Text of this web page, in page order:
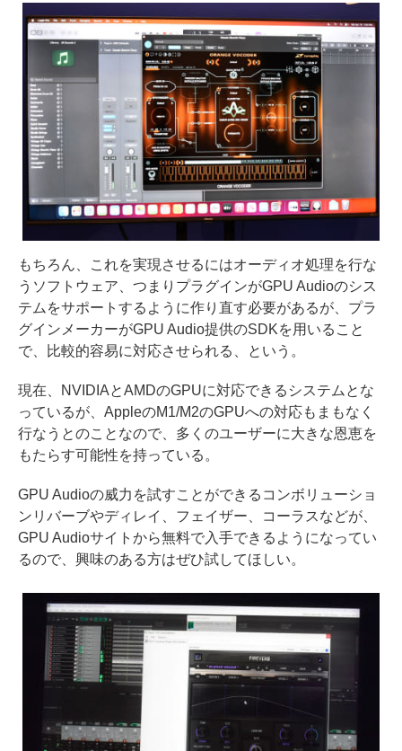
もちろん、これを実現させるにはオーディオ処理を行な
うソフトウェア、つまりプラグインがGPU Audioのシス
テムをサポートするように作り直す必要があるが、プラ
グインメーカーがGPU Audio提供のSDKを用いること
で、比較的容易に対応させられる、という。
現在、NVIDIAとAMDのGPUに対応できるシステムとな
っているが、AppleのM1/M2のGPUへの対応もまもなく
行なうとのことなので、多くのユーザーに大きな恩恵を
もたらす可能性を持っている。
GPU Audioの威力を試すことができるコンボリューショ
ンリバーブやディレイ、フェイザー、コーラスなどが、
GPU Audioサイトから無料で入手できるようになってい
るので、興味のある方はぜひ試してほしい。